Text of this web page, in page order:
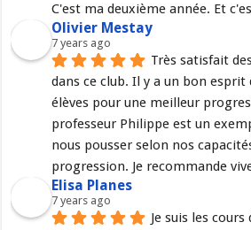
C'est ma deuxième année. Et
Olivier Mestay
7 years ago
Très satisfait
dans ce club. Il y a un bon
élèves pour une meilleur
professeur Philippe est un
nous pousser selon nos
progression. Je recommande
Elisa Planes
7 years ago
Je suis les